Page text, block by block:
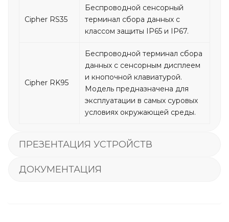
Cipher RS35
Беспроводной сенсорный
терминал сбора данных с
классом защиты IP65 и IP67.
Cipher RK95
Беспроводной терминал сбора
данных с сенсорным дисплеем
и кнопочной клавиатурой.
Модель предназначена для
эксплуатации в самых суровых
условиях окружающей среды.
ПРЕЗЕНТАЦИЯ УСТРОЙСТВ
ДОКУМЕНТАЦИЯ